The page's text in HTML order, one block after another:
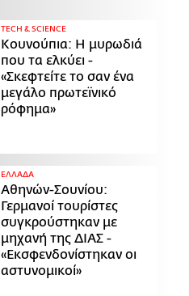
ΤECH & SCIENCE
Κουνούπια: Η μυρωδιά
που τα ελκύει -
«Σκεφτείτε το σαν ένα
μεγάλο πρωτεϊνικό
ρόφημα»
ΕΛΛΑΔΑ
Αθηνών-Σουνίου:
Γερμανοί τουρίστες
συγκρούστηκαν με
μηχανή της ΔΙΑΣ -
«Εκσφενδονίστηκαν οι
αστυνομικοί»